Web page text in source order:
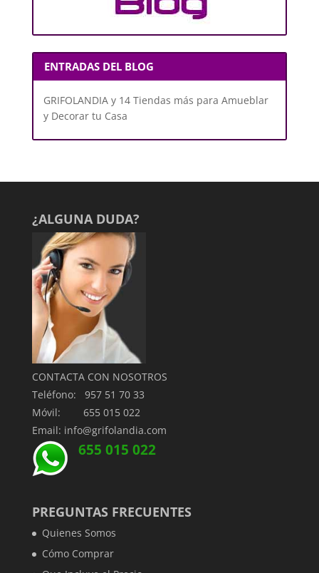
ENTRADAS DEL BLOG
GRIFOLANDIA y 14 Tiendas más para Amueblar
y Decorar tu Casa
¿ALGUNA DUDA?
CONTACTA CON NOSOTROS
Teléfono: 957 51 70 33
Móvil: 655 015 022
Email: info@grifolandia.com
655 015 022
PREGUNTAS FRECUENTES
Quienes Somos
Cómo Comprar